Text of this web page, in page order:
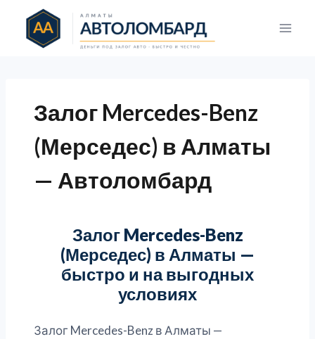
Перейти
содержимому
Залог Mercedes-Benz
(Мерседес) в Алматы
— Автоломбард
Залог Mercedes-Benz
(Мерседес) в Алматы —
быстро и на выгодных
условиях
Залог Mercedes-Benz в Алматы —